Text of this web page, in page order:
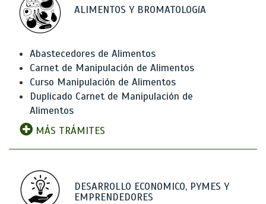
ALIMENTOS Y BROMATOLOGíA
Abastecedores de Alimentos
Carnet de Manipulación de Alimentos
Curso Manipulación de Alimentos
Duplicado Carnet de Manipulación de
Alimentos
MÁS TRÁMITES
DESARROLLO ECONOMICO, PYMES Y
EMPRENDEDORES